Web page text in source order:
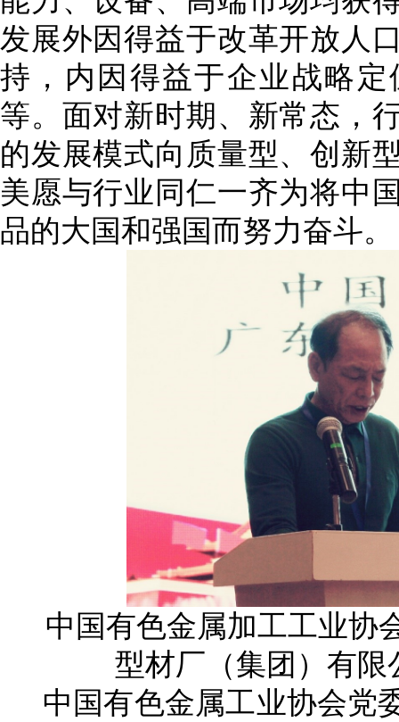
发展外因得益于改革开放人
持，内因得益于企业战略
等。面对新时期、新常态，
的发展模式向质量型、创新
美愿与行业同仁一齐为将中
品的大国和强国而努力奋斗。
中国有色金属加工工业协
型材厂（集团）有
中国有色金属工业协会党